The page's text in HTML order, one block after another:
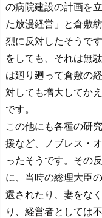
の病院建設の計画を
た放漫経営」と倉敷
烈に反対したそうで
をしても、それは無
は廻り廻って倉敷の
対しても増大してか
です。
この他にも各種の研
援など、ノブレス・
ったそうです。その
に、当時の総理大臣
還されたり、妻をな
り、経営者としては